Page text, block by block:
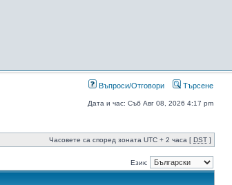
Въпроси/Отговори Търсене
Дата и час: Съб Авг 08, 2026 4:17 pm
Часовете са според зоната UTC + 2 часа [ DST ]
Език: